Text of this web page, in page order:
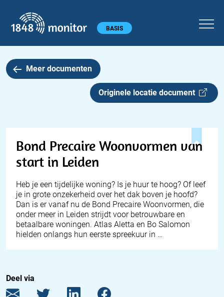
Hoofdmenu BASIS
Meer documenten
Originele locatie document
Bond Precaire Woonvormen van
start in Leiden
Heb je een tijdelijke woning? Is je huur te hoog? Of leef
je in grote onzekerheid over het dak boven je hoofd?
Dan is er vanaf nu de Bond Precaire Woonvormen, die
onder meer in Leiden strijdt voor betrouwbare en
betaalbare woningen. Atlas Aletta en Bo Salomon
hielden onlangs hun eerste spreekuur in …
Deel via